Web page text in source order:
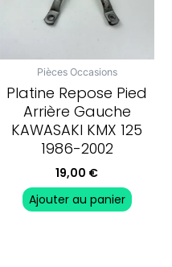
Pièces Occasions
Platine Repose Pied
Arrière Gauche
KAWASAKI KMX 125
1986-2002
19,00 €
Ajouter au panier